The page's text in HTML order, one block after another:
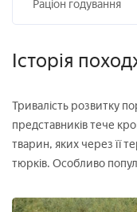
Раціон годування
Історія
Тривалість розвитку
представників тече
тварин, яких через її
тюрків. Особливо